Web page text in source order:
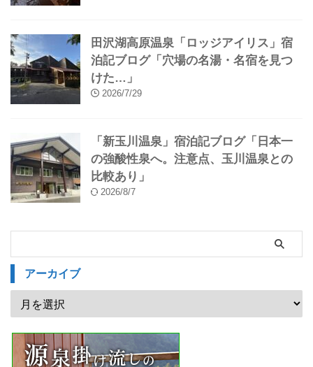
田沢湖高原温泉「ロッジアイリス」宿
泊記ブログ「穴場の名湯・名宿を見つ
けた…」
2026/7/29
「新玉川温泉」宿泊記ブログ「日本一
の強酸性泉へ。注意点、玉川温泉との
比較あり」
2026/8/7
アーカイブ